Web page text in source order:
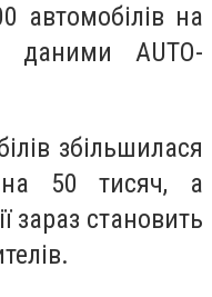
автомобілів на
даними AUTO-
збільшилася
50 тисяч, а
зараз становить